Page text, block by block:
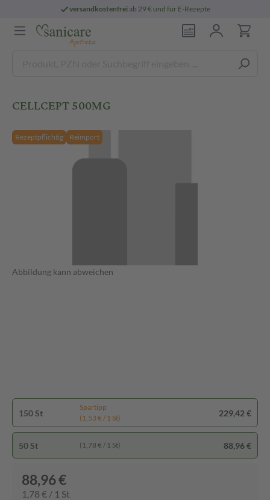
versandkostenfreiab 29 € und für E-Rezepte
CELLCEPT 500MG
Rezeptpflichtig Reimport
Abbildung kann abweichen
150 St
Spartipp
(1,53 € / 1 St)
229,42 €
50 St (1,78 € / 1 St) 88,96 €
88,96 €
1,78 € / 1 St